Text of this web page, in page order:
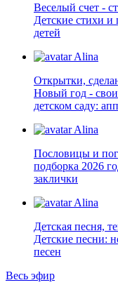
Веселый счет -
Детские стихи и
детей
Alina
Открытки,
Новый год -
детском саду:
Alina
Пословицы и
подборка 2026
заклички
Alina
Детская песня,
Детские песни:
песен
Весь эфир